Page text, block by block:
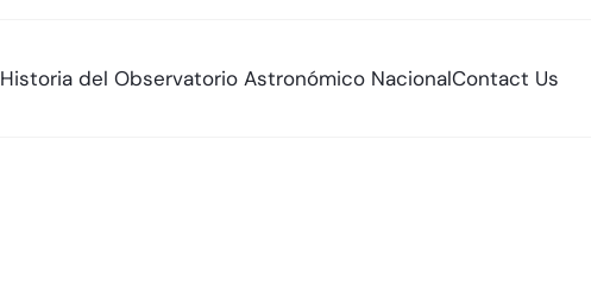
Historia del Observatorio Astronómico NacionalContact Us